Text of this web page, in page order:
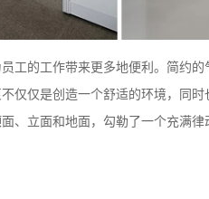
工的工作带来更多地便利。简约
仅仅是创造一个舒适的环境，同
、立面和地面，勾勒了一个充满